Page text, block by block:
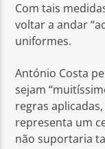
Com tais
voltar a andar
uniformes.
António Costa
sejam
regras
representa um
não suportaria